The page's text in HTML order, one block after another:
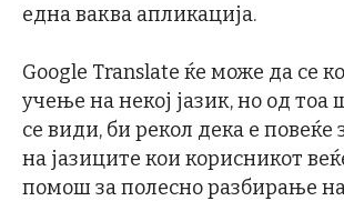
една ваква апликација.
Google Translate ќе може да се
учење на некој јазик, но од
се види, би рекол дека е
на јазиците кои корисникот
помош за полесно разбирање